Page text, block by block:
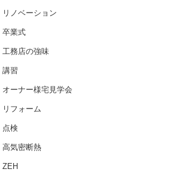
リノベーション
卒業式
工務店の強味
講習
オーナー様宅見学会
リフォーム
点検
高気密断熱
ZEH